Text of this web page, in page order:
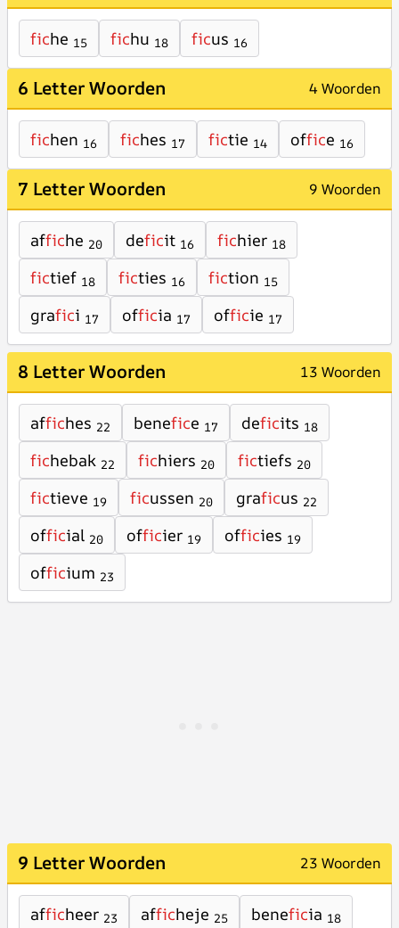
fiche 15 fichu 18 ficus 16
6 Letter Woorden 4 Woorden
fichen 16 fiches 17 fictie 14 office 16
7 Letter Woorden 9 Woorden
affiche 20 deficit 16 fichier 18
fictief 18 ficties 16 fiction 15
grafici 17 officia 17 officie 17
8 Letter Woorden 13 Woorden
affiches 22 benefice 17 deficits 18
fichebak 22 fichiers 20 fictiefs 20
fictieve 19 ficussen 20 graficus 22
official 20 officier 19 officies 19
officium 23
9 Letter Woorden 23 Woorden
afficheer 23 afficheje 25 beneficia 18